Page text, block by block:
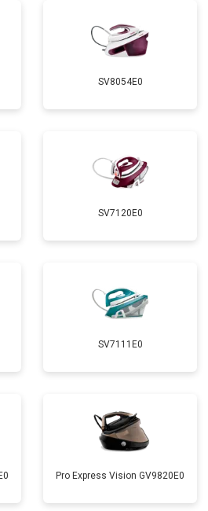
SV8054E0
SV7120E0
SV7111E0
Pro Express Vision GV9820E0